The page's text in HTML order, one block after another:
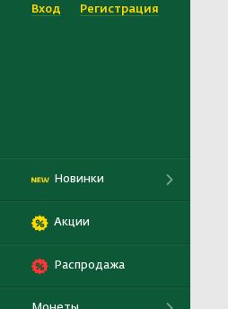
Вход Регистрация
Новинки
Акции
Распродажа